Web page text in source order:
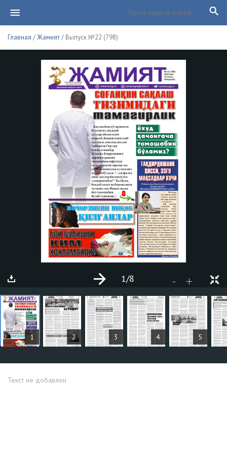
Главная /Жамият/ Выпуск №22 (798)
1 2 3 4 5
- +
1/8
СТАТЬИ
Текст не добавлен